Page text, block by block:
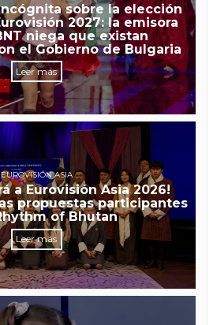
sobre la elección
2027: la emisora
niega que existan
el Gobierno de Bulgaria
Leer más
EUROVISIÓN ASIA
a Eurovisión Asia 2026!
propuestas participantes
of Bhutan
Leer más